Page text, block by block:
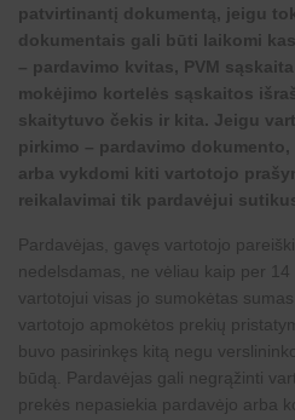
patvirtinantį dokumentą, jeigu
dokumentais gali būti laikomi
– pardavimo kvitas, PVM
mokėjimo kortelės sąskaitos
skaitytuvo čekis ir kita. Jeigu
pirkimo – pardavimo
arba vykdomi kiti vartotojo
reikalavimai tik pardavėjui
Pardavėjas, gavęs vartotojo
nedelsdamas, ne vėliau kaip per
vartotojui visas jo sumokėtas
vartotojo apmokėtos prekių
buvo pasirinkęs kitą negu
būdą. Pardavėjas gali negrąžinti
prekės nepasiekia pardavėjo arba